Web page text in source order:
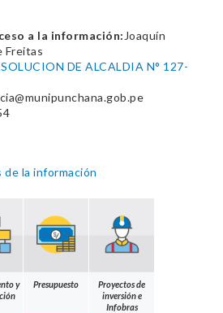
a la información: Joaquín
Freitas
DE ALCALDIA N° 127-
la información
y
Presupuesto
Proyectos de
inversión e
Infobras